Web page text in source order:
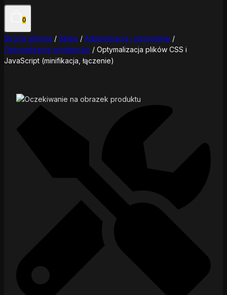
0
Strona główna / Sklep / Administracja i utrzymanie /
Optymalizacja wydajności / Optymalizacja plików CSS i
JavaScript (minifikacja, łączenie)